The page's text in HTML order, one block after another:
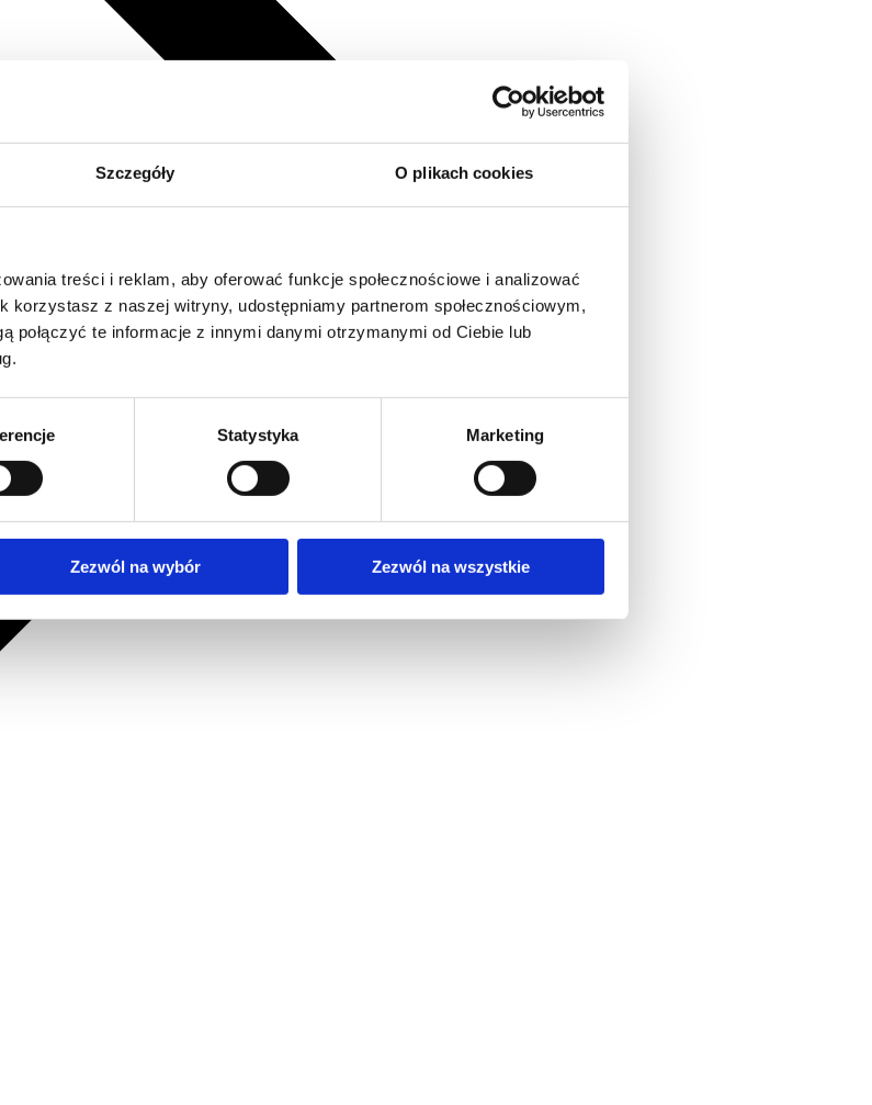
Szczegóły O plikach cookies
treści i reklam, aby oferować funkcje społecznościowe i analizować
korzystasz z naszej witryny, udostępniamy partnerom społecznościowym,
połączyć te informacje z innymi danymi otrzymanymi od Ciebie lub
Statystyka Marketing
Zezwól na wybór Zezwól na wszystkie